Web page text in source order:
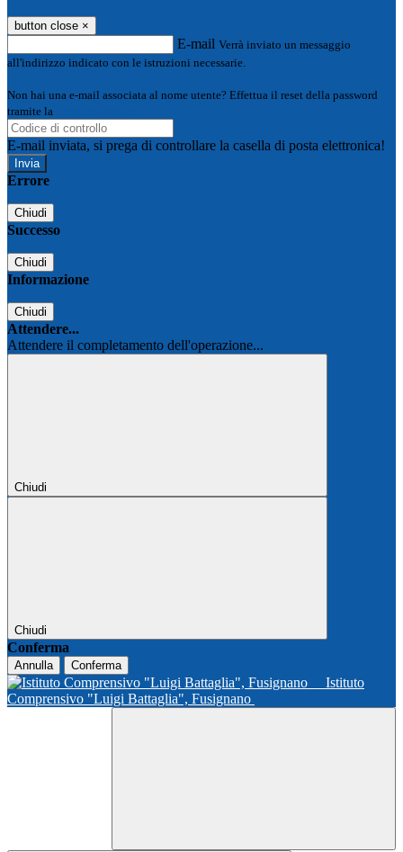
button close ×
E-mail Verrà inviato un messaggio
all'indirizzo indicato con le istruzioni necessarie.
Non hai una e-mail associata al nome utente? Effettua il reset della password
tramite la
E-mail inviata, si prega di controllare la casella di posta elettronica!
Errore
Chiudi
Successo
Chiudi
Informazione
Chiudi
Attendere...
Attendere il completamento dell'operazione...
Chiudi
Chiudi
Conferma
Annulla Conferma
Istituto
Comprensivo "Luigi Battaglia", Fusignano